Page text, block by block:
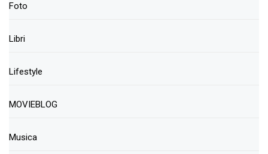
Foto
Libri
Lifestyle
MOVIEBLOG
Musica